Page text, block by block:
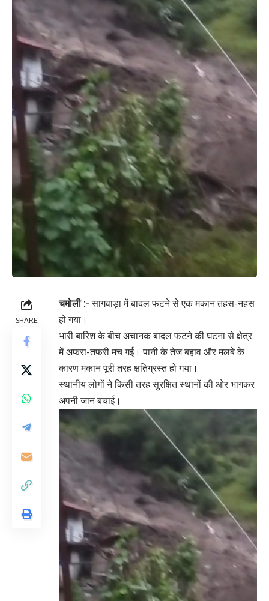
SHARE
चमोली :-सागवाड़ा में बादल फटने से एक मकान तहस-नहस
हो गया।
भारी बारिश के बीच अचानक बादल फटने की घटना से क्षेत्र
में अफरा-तफरी मच गई। पानी के तेज बहाव और मलबे के
कारण मकान पूरी तरह क्षतिग्रस्त हो गया।
स्थानीय लोगों ने किसी तरह सुरक्षित स्थानों की ओर भागकर
अपनी जान बचाई।